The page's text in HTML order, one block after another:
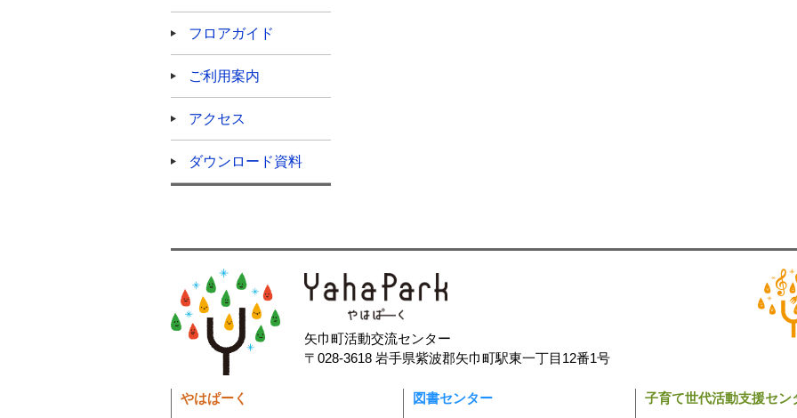
フロアガイド
ご利用案内
アクセス
ダウンロード資料
矢巾町活動交流センター
〒028-3618 岩手県紫波郡矢巾町駅東一丁目12番1号
やはぱーく 図書センター 子育て世代活動支援セン